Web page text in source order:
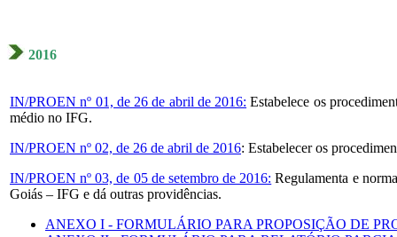
2016
IN/PROEN nº 01, de 26 de abril de 2016: Estabelece os
médio no IFG.
IN/PROEN nº 02, de 26 de abril de 2016: Estabelecer os
IN/PROEN nº 03, de 05 de setembro de 2016: Regulamenta e
Goiás – IFG e dá outras providências.
ANEXO I - FORMULÁRIO PARA PROPOSIÇÃO DE